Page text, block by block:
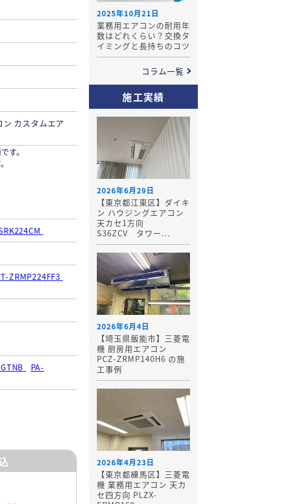
カスタムエア
す。
ZRMP224FF3
PA-
2025年10月21日
業務用エアコンの耐用年
数はどれくらい？交換タ
イミングと長持ちのコツ
コラム一覧
施工実績
2026年6月29日
【東京都江東区】ダイキ
ン ハウジングエアコン
天カセ1方向
S36ZCV タワー...
2026年6月4日
【埼玉県飯能市】三菱電
機 厨房用エアコン
PCZ-ZRMP140H6 の施
工事例
2026年4月23日
【東京都練馬区】三菱電
機 業務用エアコン 天カ
セ四方向 PLZX-